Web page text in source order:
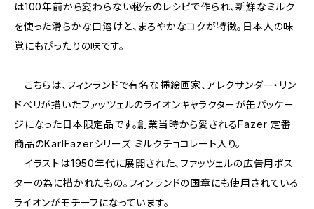
は100年前から変わらない秘伝のレシピで作られ、新鮮なミルク
を使った滑らかな口溶けと、まろやかなコクが特徴。日本人の味
覚にもぴったりの味です。
こちらは、フィンランドで有名な挿絵画家、アレクサンダー・リン
ドベリが描いたファッツェルのライオンキャラクターが缶パッケー
ジになった日本限定品です。創業当時から愛されるFazer 定番
商品のKarlFazerシリーズ ミルクチョコレート入り。
イラストは1950年代に展開された、ファッツェルの広告用ポス
ターの為に描かれたもの。フィンランドの国章にも使用されている
ライオンがモチーフになっています。